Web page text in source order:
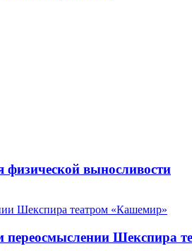
выносливости
переосмыслении Шекспира